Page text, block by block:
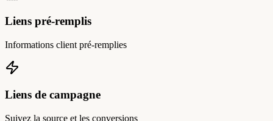
Liens pré-remplis
Informations client pré-remplies
Liens de campagne
Suivez la source et les conversions